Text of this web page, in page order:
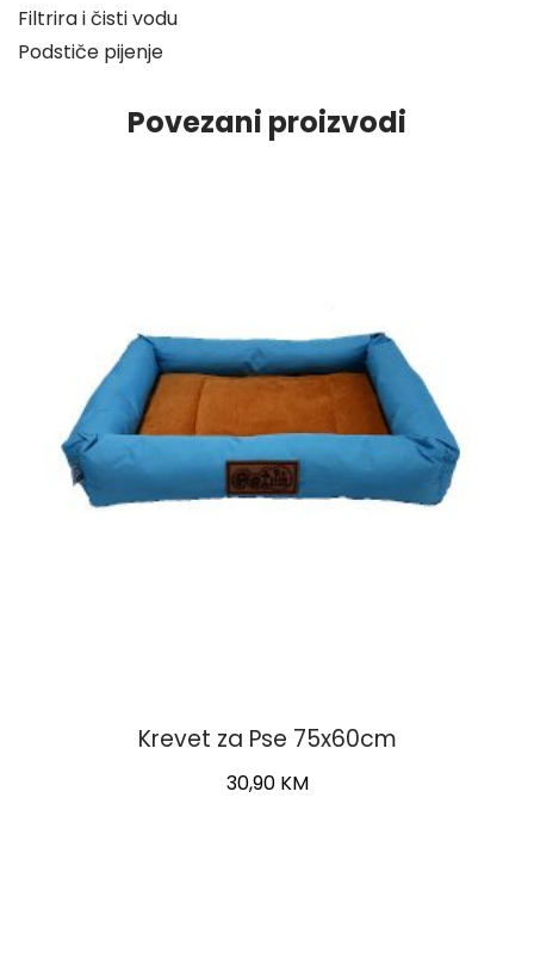
Filtrira i čisti vodu
Podstiče pijenje
Povezani proizvodi
Krevet za Pse 75x60cm
30,90 KM